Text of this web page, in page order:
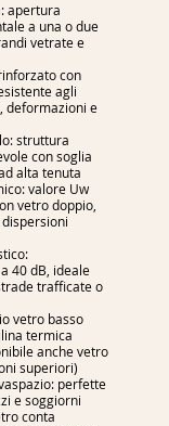
apertura
a una o due
vetrate e
con
agli
deformazioni e
struttura
con soglia
alta tenuta
valore Uw
vetro doppio,
40 dB, ideale
trafficate o
vetro basso
termica
anche vetro
superiori)
perfette
e soggiorni
conta